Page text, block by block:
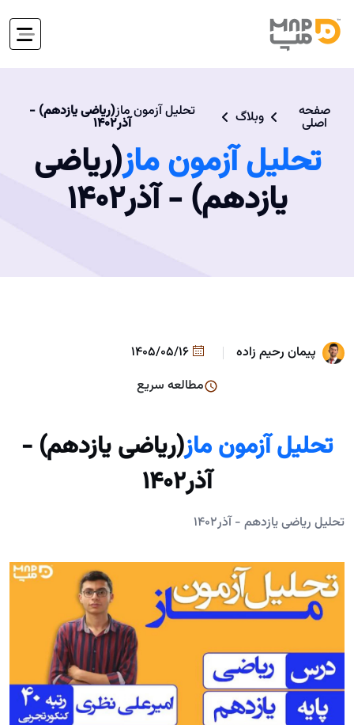
صفحه
اصلی وبلاگ تحلیل آزمون ماز(ریاضی یازدهم) -
آذر۱۴۰۲
تحلیل آزمون ماز(ریاضی
یازدهم) - آذر۱۴۰۲
پیمان رحیم زاده
مطالعه سریع
تحلیل آزمون ماز(ریاضی یازدهم) -
آذر۱۴۰۲
تحلیل ریاضی یازدهم - آذر۱۴۰۲